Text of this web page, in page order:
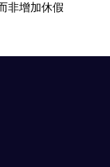
非增加休假